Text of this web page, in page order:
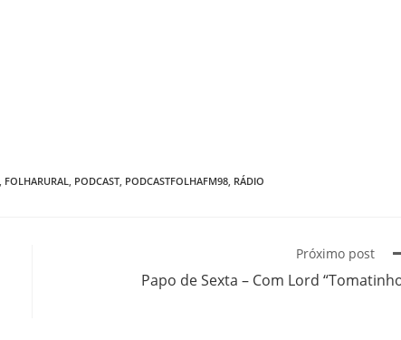
FOLHARURAL PODCAST PODCASTFOLHAFM98 RÁDIO
Próximo post
Papo de Sexta – Com Lord